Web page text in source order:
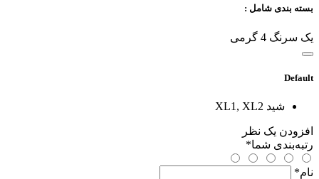
بسته بندی شامل :
یک سرنگ 4 گرمی
Default
شید XL1, XL2
افزودن یک نظر
رتبه‌بندی شما*
نام*